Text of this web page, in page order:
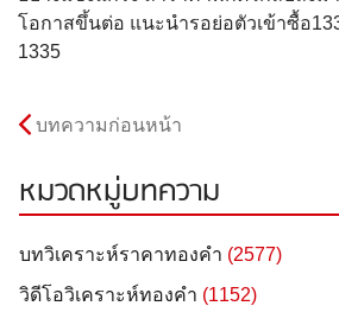
โอกาสขึ้นต่อ แนะนำรอย่อตัวเข้าซื้อ
1335
บทความก่อนหน้า
หมวดหมู่บทความ
บทวิเคราะห์ราคาทองคำ (2577)
วิดีโอวิเคราะห์ทองคำ (1152)